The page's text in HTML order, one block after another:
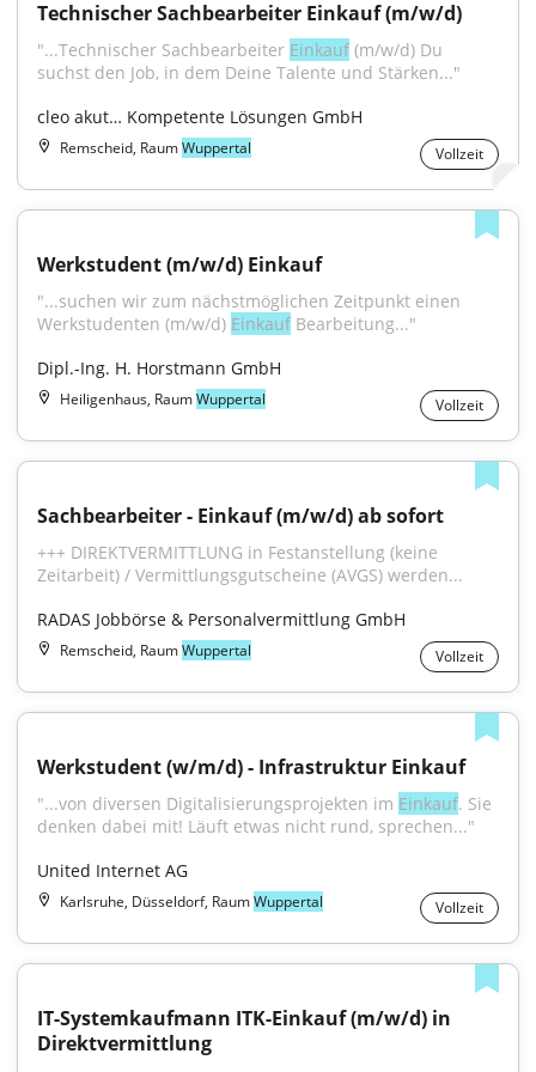
Technischer Sachbearbeiter Einkauf (m/w/d)
"...Technischer Sachbearbeiter Einkauf (m/w/d) Du
suchst den Job, in dem Deine Talente und Stärken..."
cleo akut… Kompetente Lösungen GmbH
Remscheid, RaumWuppertal Vollzeit
Werkstudent (m/w/d) Einkauf
"...suchen wir zum nächstmöglichen Zeitpunkt einen
Werkstudenten (m/w/d) Einkauf Bearbeitung..."
Dipl.-Ing. H. Horstmann GmbH
Heiligenhaus, RaumWuppertal Vollzeit
Sachbearbeiter - Einkauf (m/w/d) ab sofort
+++ DIREKTVERMITTLUNG in Festanstellung (keine
Zeitarbeit) / Vermittlungsgutscheine (AVGS) werden...
RADAS Jobbörse & Personalvermittlung GmbH
Remscheid, RaumWuppertal Vollzeit
Werkstudent (w/m/d) - Infrastruktur Einkauf
"...von diversen Digitalisierungsprojekten im Einkauf. Sie
denken dabei mit! Läuft etwas nicht rund, sprechen..."
United Internet AG
Karlsruhe, Düsseldorf, RaumWuppertal Vollzeit
IT-Systemkaufmann ITK-Einkauf (m/w/d) in
Direktvermittlung